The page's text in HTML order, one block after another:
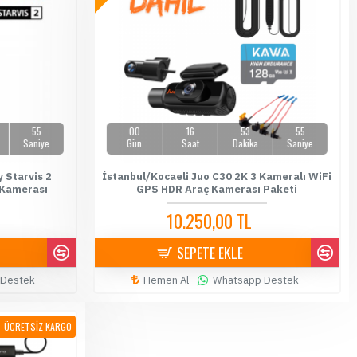
54
Saniye
Starvis 2
00
Gün
16
Saat
53
Dakika
54
Saniye
İstanbul/Kocaeli Juo C30 2K 3 Kameralı WiFi
GPS HDR Araç Kamerası Paketi
10.250,00 TL
SEPETE EKLE
Hemen Al Whatsapp Destek
ÜCRETSİZ KARGO